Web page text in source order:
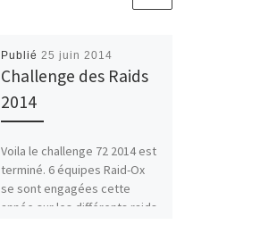
Publié 25 juin 2014
Challenge des Raids
2014
Voila le challenge 72 2014 est
terminé. 6 équipes Raid-Ox
se sont engagées cette
année sur les différents raids.